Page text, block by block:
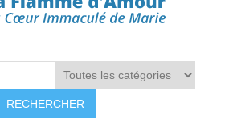
RECHERCHER